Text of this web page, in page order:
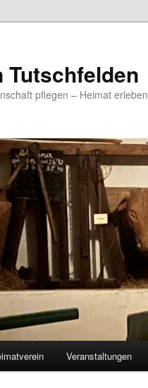
Tutschfelden
pflegen – Heimat erleben
Veranstaltungen